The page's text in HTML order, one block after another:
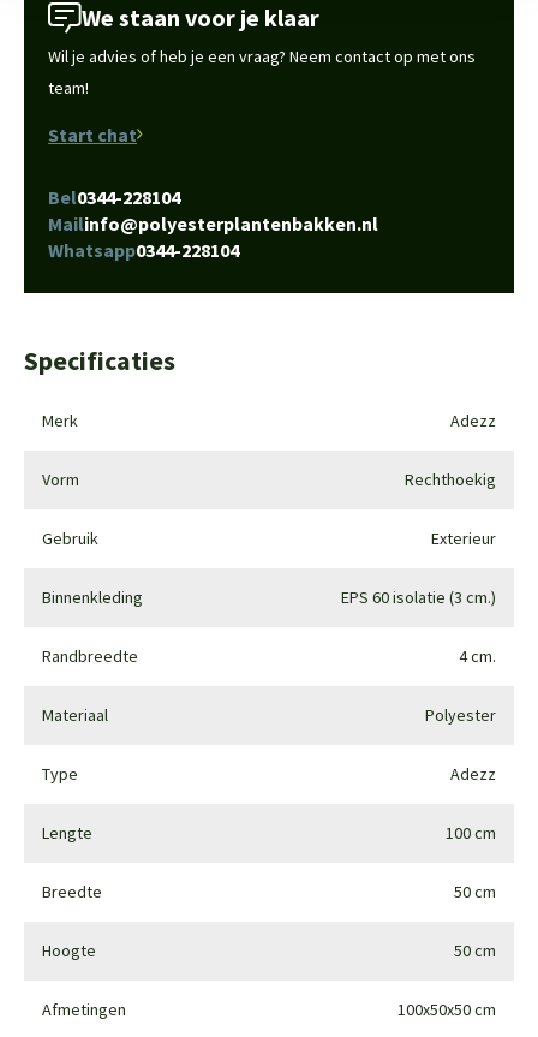
We staan voor je klaar
Wil je advies of heb je een vraag? Neem contact op met ons
team!
Start chat
Bel0344-228104
Mailinfo@polyesterplantenbakken.nl
Whatsapp0344-228104
Specificaties
Merk Adezz
Vorm Rechthoekig
Gebruik Exterieur
Binnenkleding EPS 60 isolatie (3 cm.)
Randbreedte 4 cm.
Materiaal Polyester
Type Adezz
Lengte 100 cm
Breedte 50 cm
Hoogte 50 cm
Afmetingen 100x50x50 cm